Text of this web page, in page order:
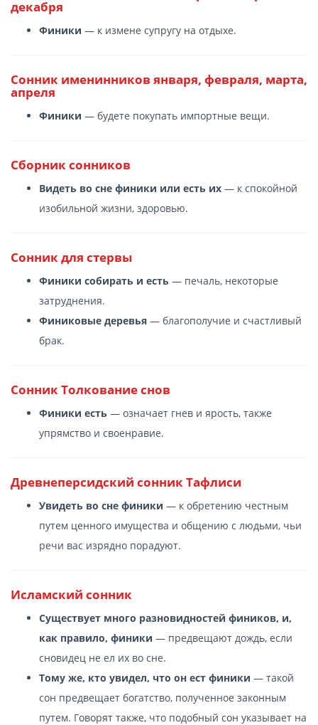
декабря
Финики — к измене супругу на отдыхе.
Сонник именинников января, февраля, марта,
апреля
Финики — будете покупать импортные вещи.
Сборник сонников
Видеть во сне финики или есть их — к спокойной
изобильной жизни, здоровью.
Сонник для стервы
Финики собирать и есть — печаль, некоторые
затруднения.
Финиковые деревья — благополучие и счастливый
брак.
Cонник Толкование снов
Финики есть — означает гнев и ярость, также
упрямство и своенравие.
Древнеперсидский сонник Тафлиси
Увидеть во сне финики — к обретению честным
путем ценного имущества и общению с людьми, чьи
речи вас изрядно порадуют.
Исламский сонник
Существует много разновидностей фиников, и,
как правило, финики — предвещают дождь, если
сновидец не ел их во сне.
Тому же, кто увидел, что он ест финики — такой
сон предвещает богатство, полученное законным
путем. Говорят также, что подобный сон указывает на